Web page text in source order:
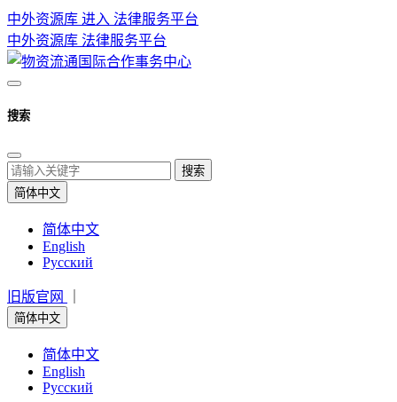
中外资源库 进入 法律服务平台
中外资源库 法律服务平台
搜索
搜索
简体中文
简体中文
English
Русский
旧版官网
简体中文
简体中文
English
Русский